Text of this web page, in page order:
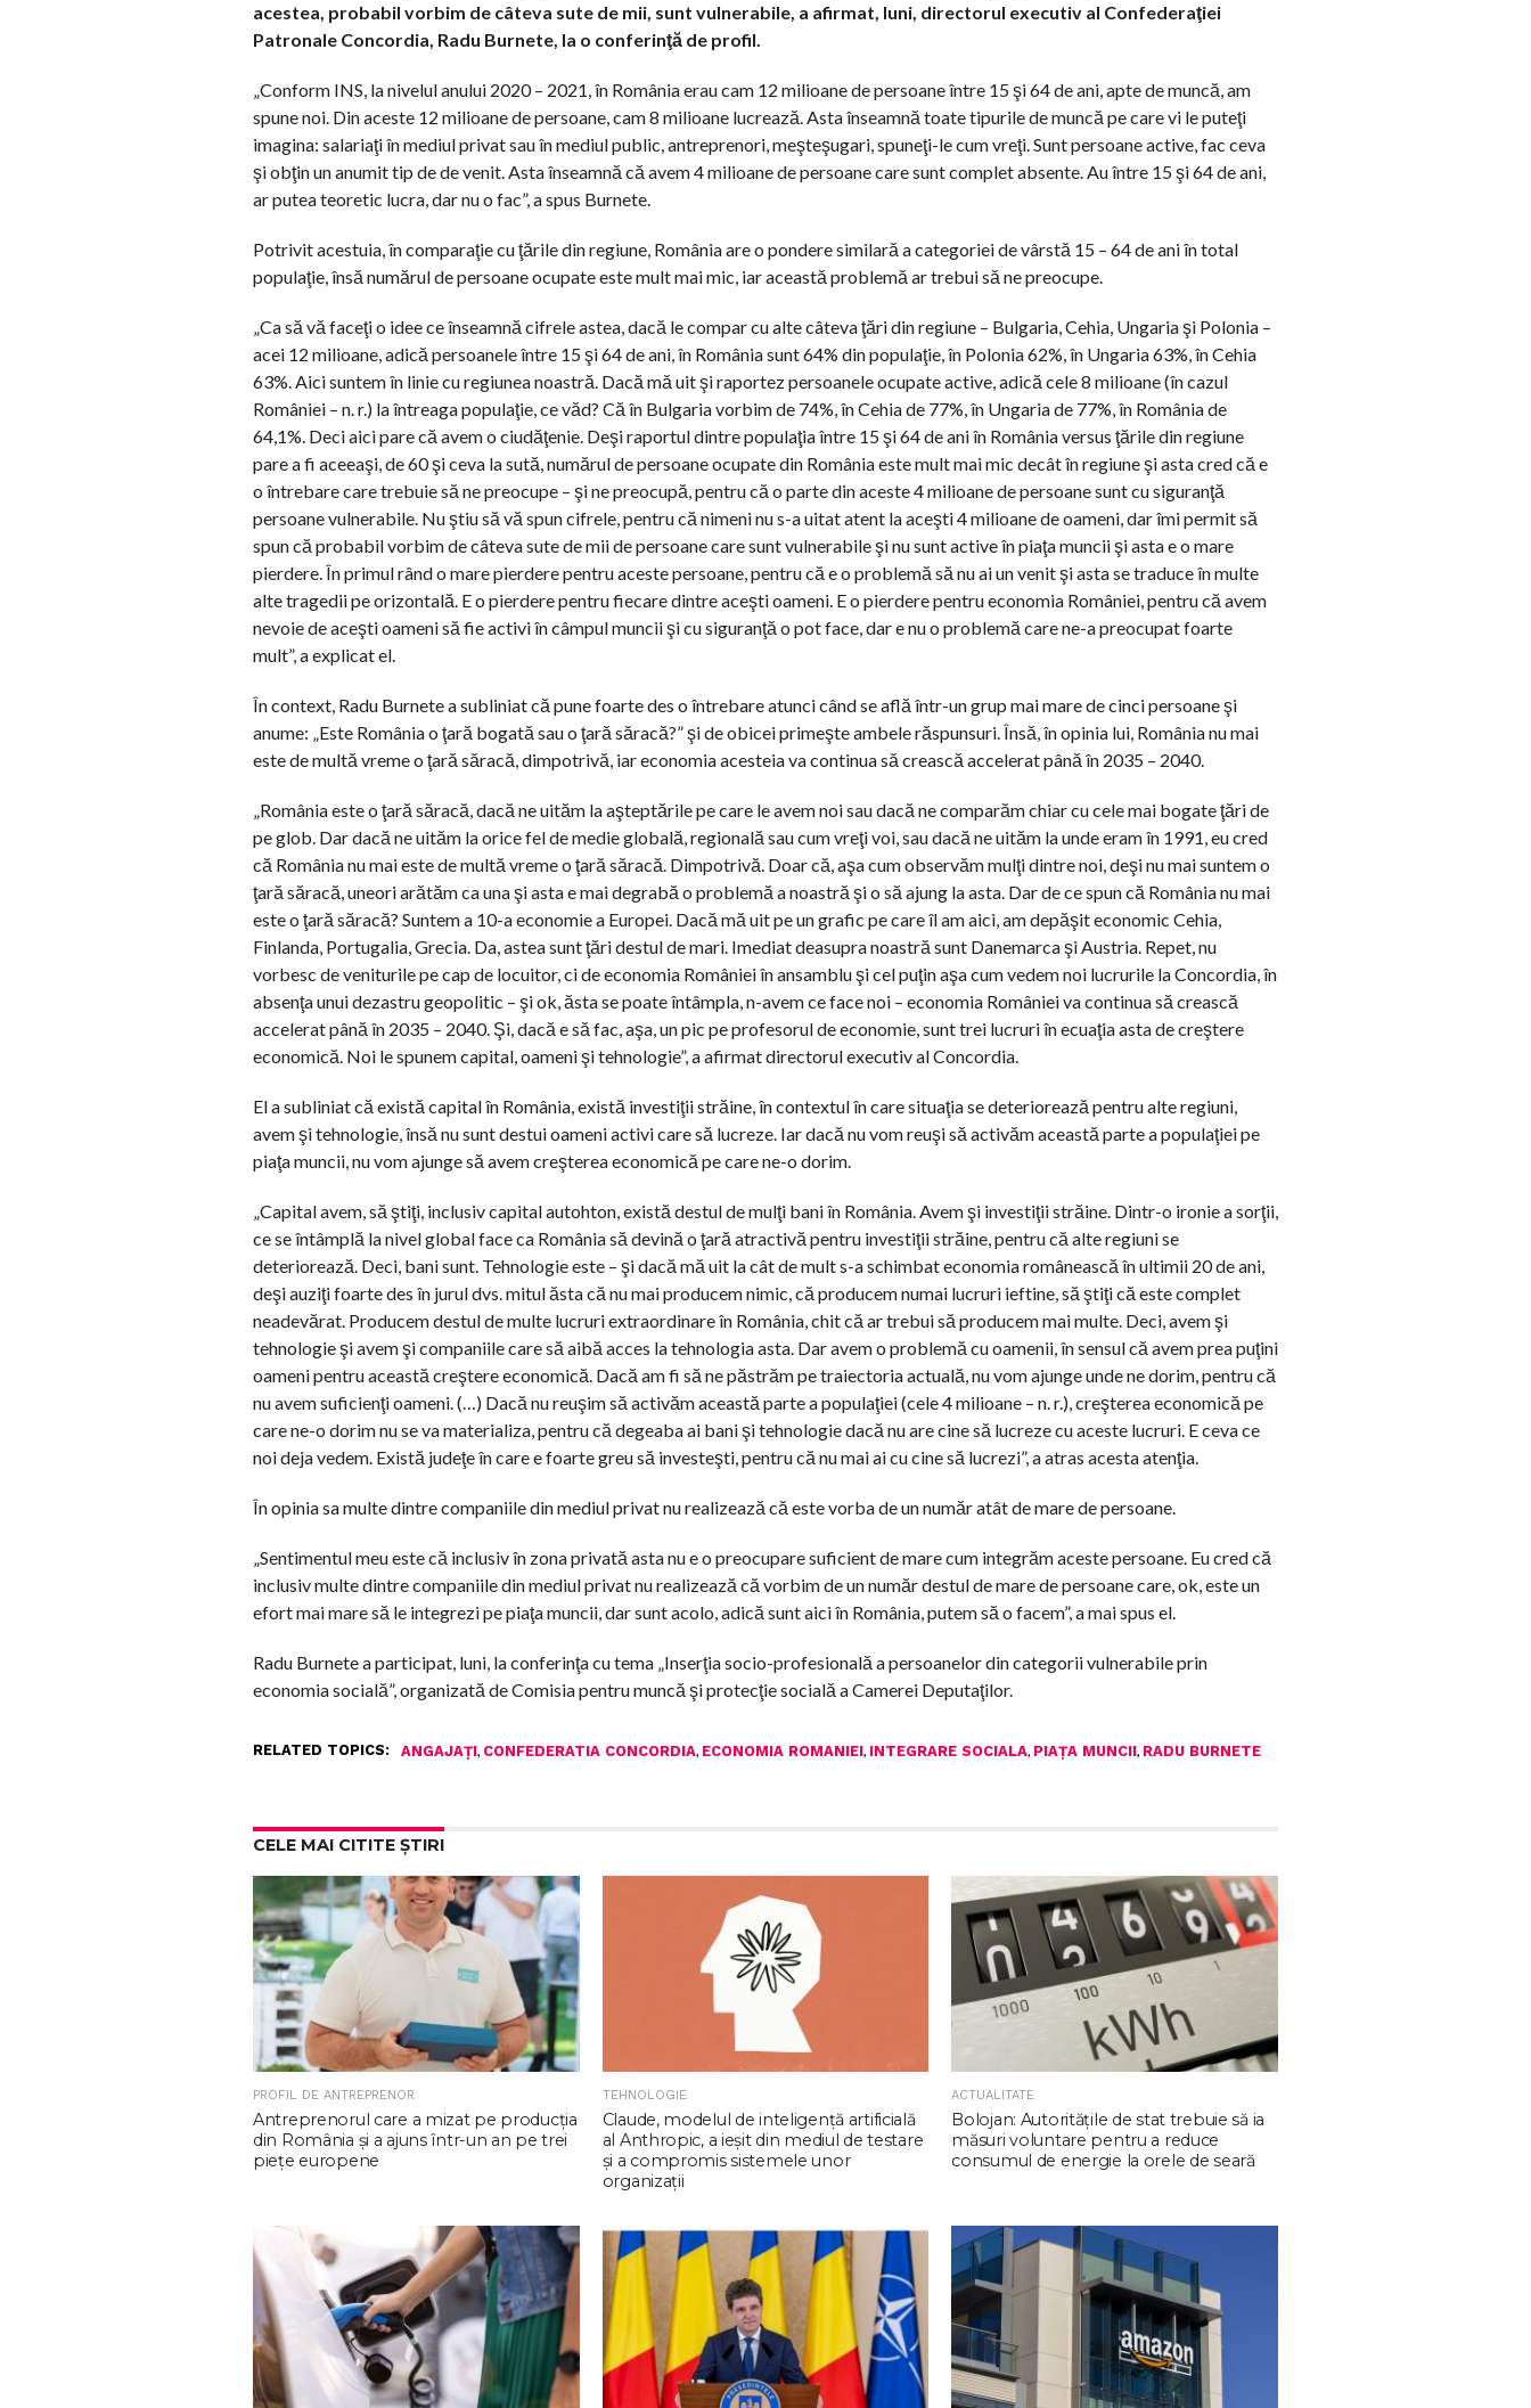
acestea, probabil vorbim de câteva sute de mii, sunt vulnerabile, a afirmat, luni, directorul executiv al Confederaţiei
Patronale Concordia, Radu Burnete, la o conferinţă de profil.
„Conform INS, la nivelul anului 2020 – 2021, în România erau cam 12 milioane de persoane între 15 şi 64 de ani, apte de muncă, am
spune noi. Din aceste 12 milioane de persoane, cam 8 milioane lucrează. Asta înseamnă toate tipurile de muncă pe care vi le puteţi
imagina: salariaţi în mediul privat sau în mediul public, antreprenori, meşteşugari, spuneţi-le cum vreţi. Sunt persoane active, fac ceva
şi obţin un anumit tip de de venit. Asta înseamnă că avem 4 milioane de persoane care sunt complet absente. Au între 15 şi 64 de ani,
ar putea teoretic lucra, dar nu o fac”, a spus Burnete.
Potrivit acestuia, în comparaţie cu ţările din regiune, România are o pondere similară a categoriei de vârstă 15 – 64 de ani în total
populaţie, însă numărul de persoane ocupate este mult mai mic, iar această problemă ar trebui să ne preocupe.
„Ca să vă faceţi o idee ce înseamnă cifrele astea, dacă le compar cu alte câteva ţări din regiune – Bulgaria, Cehia, Ungaria şi Polonia –
acei 12 milioane, adică persoanele între 15 şi 64 de ani, în România sunt 64% din populaţie, în Polonia 62%, în Ungaria 63%, în Cehia
63%. Aici suntem în linie cu regiunea noastră. Dacă mă uit şi raportez persoanele ocupate active, adică cele 8 milioane (în cazul
României – n. r.) la întreaga populaţie, ce văd? Că în Bulgaria vorbim de 74%, în Cehia de 77%, în Ungaria de 77%, în România de
64,1%. Deci aici pare că avem o ciudăţenie. Deşi raportul dintre populaţia între 15 şi 64 de ani în România versus ţările din regiune
pare a fi aceeaşi, de 60 şi ceva la sută, numărul de persoane ocupate din România este mult mai mic decât în regiune şi asta cred că e
o întrebare care trebuie să ne preocupe – şi ne preocupă, pentru că o parte din aceste 4 milioane de persoane sunt cu siguranţă
persoane vulnerabile. Nu ştiu să vă spun cifrele, pentru că nimeni nu s-a uitat atent la aceşti 4 milioane de oameni, dar îmi permit să
spun că probabil vorbim de câteva sute de mii de persoane care sunt vulnerabile şi nu sunt active în piaţa muncii şi asta e o mare
pierdere. În primul rând o mare pierdere pentru aceste persoane, pentru că e o problemă să nu ai un venit şi asta se traduce în multe
alte tragedii pe orizontală. E o pierdere pentru fiecare dintre aceşti oameni. E o pierdere pentru economia României, pentru că avem
nevoie de aceşti oameni să fie activi în câmpul muncii şi cu siguranţă o pot face, dar e nu o problemă care ne-a preocupat foarte
mult”, a explicat el.
În context, Radu Burnete a subliniat că pune foarte des o întrebare atunci când se află într-un grup mai mare de cinci persoane şi
anume: „Este România o ţară bogată sau o ţară săracă?” şi de obicei primeşte ambele răspunsuri. Însă, în opinia lui, România nu mai
este de multă vreme o ţară săracă, dimpotrivă, iar economia acesteia va continua să crească accelerat până în 2035 – 2040.
„România este o ţară săracă, dacă ne uităm la aşteptările pe care le avem noi sau dacă ne comparăm chiar cu cele mai bogate ţări de
pe glob. Dar dacă ne uităm la orice fel de medie globală, regională sau cum vreţi voi, sau dacă ne uităm la unde eram în 1991, eu cred
că România nu mai este de multă vreme o ţară săracă. Dimpotrivă. Doar că, aşa cum observăm mulţi dintre noi, deşi nu mai suntem o
ţară săracă, uneori arătăm ca una şi asta e mai degrabă o problemă a noastră şi o să ajung la asta. Dar de ce spun că România nu mai
este o ţară săracă? Suntem a 10-a economie a Europei. Dacă mă uit pe un grafic pe care îl am aici, am depăşit economic Cehia,
Finlanda, Portugalia, Grecia. Da, astea sunt ţări destul de mari. Imediat deasupra noastră sunt Danemarca şi Austria. Repet, nu
vorbesc de veniturile pe cap de locuitor, ci de economia României în ansamblu şi cel puţin aşa cum vedem noi lucrurile la Concordia, în
absenţa unui dezastru geopolitic – şi ok, ăsta se poate întâmpla, n-avem ce face noi – economia României va continua să crească
accelerat până în 2035 – 2040. Şi, dacă e să fac, aşa, un pic pe profesorul de economie, sunt trei lucruri în ecuaţia asta de creştere
economică. Noi le spunem capital, oameni şi tehnologie”, a afirmat directorul executiv al Concordia.
El a subliniat că există capital în România, există investiţii străine, în contextul în care situaţia se deteriorează pentru alte regiuni,
avem şi tehnologie, însă nu sunt destui oameni activi care să lucreze. Iar dacă nu vom reuşi să activăm această parte a populaţiei pe
piaţa muncii, nu vom ajunge să avem creşterea economică pe care ne-o dorim.
„Capital avem, să ştiţi, inclusiv capital autohton, există destul de mulţi bani în România. Avem şi investiţii străine. Dintr-o ironie a sorţii,
ce se întâmplă la nivel global face ca România să devină o ţară atractivă pentru investiţii străine, pentru că alte regiuni se
deteriorează. Deci, bani sunt. Tehnologie este – şi dacă mă uit la cât de mult s-a schimbat economia românească în ultimii 20 de ani,
deşi auziţi foarte des în jurul dvs. mitul ăsta că nu mai producem nimic, că producem numai lucruri ieftine, să ştiţi că este complet
neadevărat. Producem destul de multe lucruri extraordinare în România, chit că ar trebui să producem mai multe. Deci, avem şi
tehnologie şi avem şi companiile care să aibă acces la tehnologia asta. Dar avem o problemă cu oamenii, în sensul că avem prea puţini
oameni pentru această creştere economică. Dacă am fi să ne păstrăm pe traiectoria actuală, nu vom ajunge unde ne dorim, pentru că
nu avem suficienţi oameni. (…) Dacă nu reuşim să activăm această parte a populaţiei (cele 4 milioane – n. r.), creşterea economică pe
care ne-o dorim nu se va materializa, pentru că degeaba ai bani şi tehnologie dacă nu are cine să lucreze cu aceste lucruri. E ceva ce
noi deja vedem. Există judeţe în care e foarte greu să investeşti, pentru că nu mai ai cu cine să lucrezi”, a atras acesta atenţia.
În opinia sa multe dintre companiile din mediul privat nu realizează că este vorba de un număr atât de mare de persoane.
„Sentimentul meu este că inclusiv în zona privată asta nu e o preocupare suficient de mare cum integrăm aceste persoane. Eu cred că
inclusiv multe dintre companiile din mediul privat nu realizează că vorbim de un număr destul de mare de persoane care, ok, este un
efort mai mare să le integrezi pe piaţa muncii, dar sunt acolo, adică sunt aici în România, putem să o facem”, a mai spus el.
Radu Burnete a participat, luni, la conferinţa cu tema „Inserţia socio-profesională a persoanelor din categorii vulnerabile prin
economia socială”, organizată de Comisia pentru muncă şi protecţie socială a Camerei Deputaţilor.
RELATED TOPICS: ANGAJAȚI, CONFEDERATIA CONCORDIA, ECONOMIA ROMANIEI, INTEGRARE SOCIALA, PIAȚA MUNCII, RADU BURNETE
CELE MAI CITITE ȘTIRI
PROFIL DE ANTREPRENOR
Antreprenorul care a mizat pe producția
din România și a ajuns într-un an pe trei
piețe europene
TEHNOLOGIE
Claude, modelul de inteligenţă artificială
al Anthropic, a ieşit din mediul de testare
şi a compromis sistemele unor
organizaţii
ACTUALITATE
Bolojan: Autoritățile de stat trebuie să ia
măsuri voluntare pentru a reduce
consumul de energie la orele de seară